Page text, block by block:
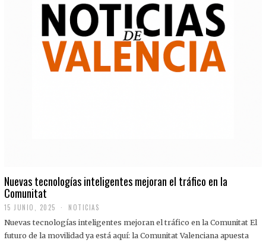
Nuevas tecnologías inteligentes mejoran el tráfico en la
Comunitat
15 JUNIO, 2025 NOTICIAS
Nuevas tecnologías inteligentes mejoran el tráfico en la Comunitat El
futuro de la movilidad ya está aquí: la Comunitat Valenciana apuesta